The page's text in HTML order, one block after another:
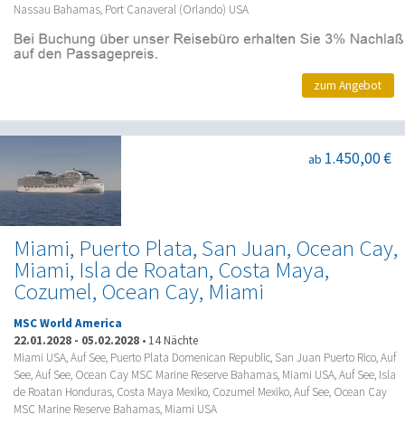
Nassau Bahamas, Port Canaveral (Orlando) USA
zum Angebot
Miami, Puerto Plata, San Juan, Ocean Cay,
Miami, Isla de Roatan, Costa Maya,
Cozumel, Ocean Cay, Miami
ab 1.450,00 €
MSC World America
22.01.2028 - 05.02.2028 • 14 Nächte
Miami USA, Auf See, Puerto Plata Domenican Republic, San Juan Puerto Rico, Auf
See, Auf See, Ocean Cay MSC Marine Reserve Bahamas, Miami USA, Auf See, Isla
de Roatan Honduras, Costa Maya Mexiko, Cozumel Mexiko, Auf See, Ocean Cay
MSC Marine Reserve Bahamas, Miami USA